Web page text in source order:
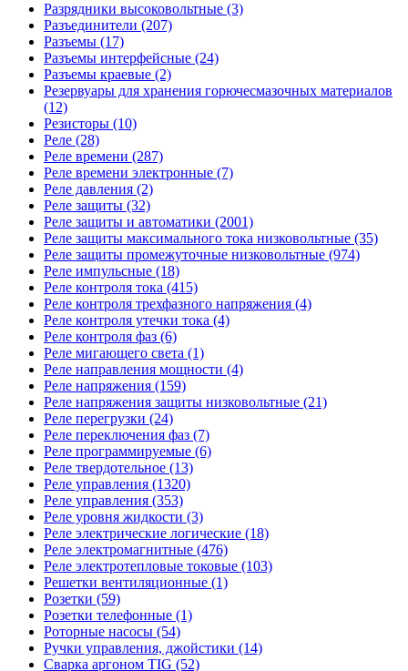
Разрядники высоковольтные (3)
Разъединители (207)
Разъемы (17)
Разъемы интерфейсные (24)
Разъемы краевые (2)
Резервуары для хранения горючесмазочных материалов
(12)
Резисторы (10)
Реле (28)
Реле времени (287)
Реле времени электронные (7)
Реле давления (2)
Реле защиты (32)
Реле защиты и автоматики (2001)
Реле защиты максимального тока низковольтные (35)
Реле защиты промежуточные низковольтные (974)
Реле импульсные (18)
Реле контроля тока (415)
Реле контроля трехфазного напряжения (4)
Реле контроля утечки тока (4)
Реле контроля фаз (6)
Реле мигающего света (1)
Реле направления мощности (4)
Реле напряжения (159)
Реле напряжения защиты низковольтные (21)
Реле перегрузки (24)
Реле переключения фаз (7)
Реле программируемые (6)
Реле твердотельное (13)
Реле управления (1320)
Реле управления (353)
Реле уровня жидкости (3)
Реле электрические логические (18)
Реле электромагнитные (476)
Реле электротепловые токовые (103)
Решетки вентиляционные (1)
Розетки (59)
Розетки телефонные (1)
Роторные насосы (54)
Ручки управления, джойстики (14)
Сварка аргоном TIG (52)